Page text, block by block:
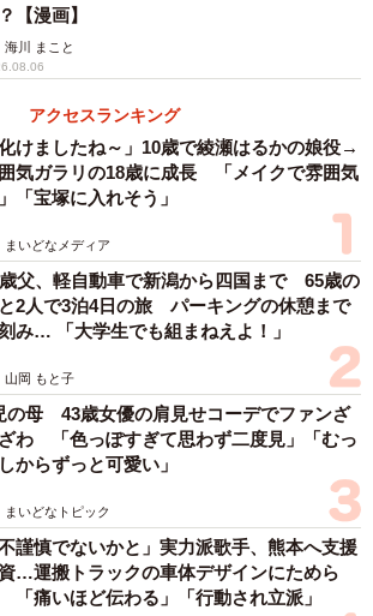
はずれがないのはいいかな」
20代、学生）のAI面接経験は2回です。
ことがない人の方が多く、2回受けたこ
しい方なのだとか。
接賛成派です。「圧迫面接とまではいか
なくてコワイ雰囲気の面接官に当たる
わないタイプの面接官に当たるとか当た
うんですよね。実際同じ会社を受けた
んで『面接の雰囲気が全然違うな』と
いですし。AI面接だとそういう不公平
とだと思います。あと、AI面接をする
して全員面接してくれるっていうのもい
」
企業規模や職種を問わず拡がっていく
側の意見にも大きく影響を受けそうで
【漫画】
海川 まこと
アクセスランキング
化けましたね～」10歳で綾瀬はるかの娘役→
気ガラリの18歳に成長 「メイクで雰囲気
「宝塚に入れそう」
まいどなメディア
父、軽自動車で新潟から四国まで 65歳の
2人で3泊4日の旅 パーキングの休憩まで
み… 「大学生でも組まねえよ！」
山岡 もと子
の母 43歳女優の肩見せコーデでファンざ
わ 「色っぽすぎて思わず二度見」「むっ
からずっと可愛い」
まいどなトピック
不謹慎でないかと」実力派歌手、熊本へ支援
…運搬トラックの車体デザインにためら
「痛いほど伝わる」「行動され立派」